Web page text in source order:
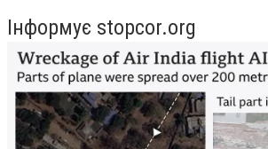
Інформує stopcor.org